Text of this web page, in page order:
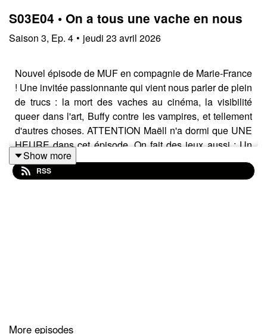
S03E04 • On a tous une vache en nous
Saison 3, Ep. 4 • jeudi 23 avril 2026
Nouvel épisode de MUF en compagnie de Marie-France
! Une invitée passionnante qui vient nous parler de plein
de trucs : la mort des vaches au cinéma, la visibilité
queer dans l'art, Buffy contre les vampires, et tellement
d'autres choses. ATTENTION Maëll n'a dormi que UNE
HEURE dans cet épisode. On fait des jeux aussi : Un
version spéciale de Sens Cri-trique et un blind test
spécial Jacques Demy.
Show more
RSS
More episodes